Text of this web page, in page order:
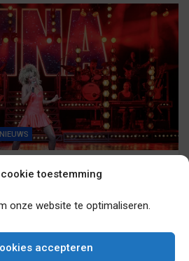
toestemming
onze website te optimaliseren.
accepteren
NIEUWS
musical uitgesteld